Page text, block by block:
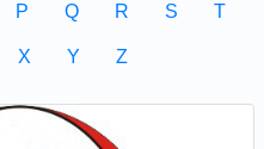
P Q R S T
X Y Z